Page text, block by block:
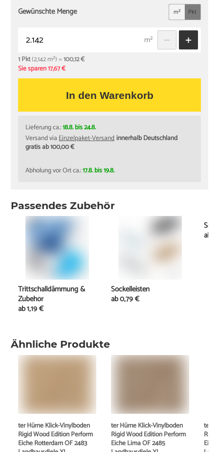
Gewünschte Menge m² Pkt
m²
1 Pkt(2,142 m²) =100,12 €
Sie sparen 17,67 €
In den Warenkorb
Lieferung ca.:18.8. bis 24.8.
Versand viaEinzelpaket-Versandinnerhalb Deutschland
gratis ab 100,00 €
Abholung vor Ort ca.:17.8. bis 19.8.
Ähnliche Produkte
ter Hürne Klick-Vinylboden
Rigid Wood Edition Perform
Eiche Rotterdam OF 2483
ter Hürne Klick-Vinylboden
Rigid Wood Edition Perform
Eiche Lima OF 2485
ter
Passendes Zubehör
Trittschalldämmung &
Zubehör
ab1,19 €
Sockelleisten
ab0,79 €
ab